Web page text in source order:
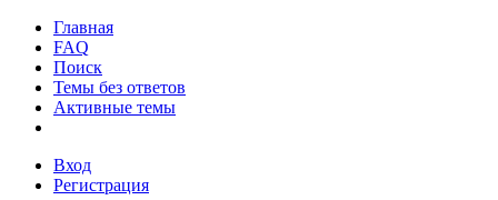
Главная
FAQ
Поиск
Темы без ответов
Активные темы
Вход
Регистрация